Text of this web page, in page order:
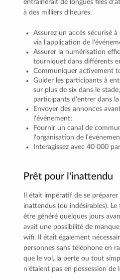
entraînerait de longues files
à des milliers d'heures.
Assurez un accès sécurisé
via l'application de
Assurer la numérisation
tourniquet dans différents
Communiquer activement
Guider les participants à
sur plus de six dans le
participants d'entrer dans
Envoyer des annonces
l'événement;
Fournir un canal de
l'organisation de
Interagissez avec 40 000
Prêt pour l'inattendu
Il était impératif de se
inattendus (ou indésirables).
être généré quelques jours
avait une possibilité de
wifi. Il était également
personnes sans téléphone en
que le vol, la perte ou tout
n'étaient pas en possession de